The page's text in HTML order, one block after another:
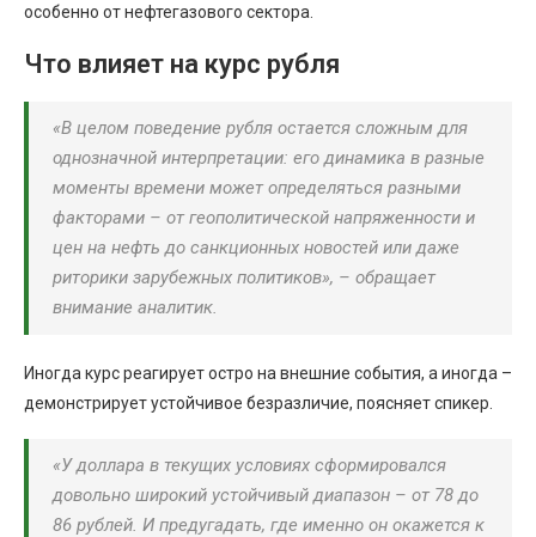
особенно от нефтегазового сектора.
Что влияет на курс рубля
«В целом поведение рубля остается сложным для
однозначной интерпретации: его динамика в разные
моменты времени может определяться разными
факторами – от геополитической напряженности и
цен на нефть до санкционных новостей или даже
риторики зарубежных политиков», – обращает
внимание аналитик.
Иногда курс реагирует остро на внешние события, а иногда –
демонстрирует устойчивое безразличие, поясняет спикер.
«У доллара в текущих условиях сформировался
довольно широкий устойчивый диапазон – от 78 до
86 рублей. И предугадать, где именно он окажется к